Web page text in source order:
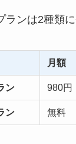
ランは2種類に
月額
ン 980円
ン 無料